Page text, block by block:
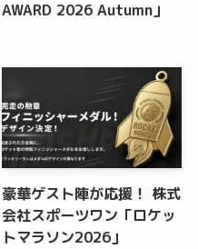
AWARD 2026 Autumn」
豪華ゲスト陣が応援！ 株式
会社スポーツワン「ロケッ
トマラソン2026」